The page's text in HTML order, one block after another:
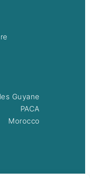
Guyane
PACA
Morocco